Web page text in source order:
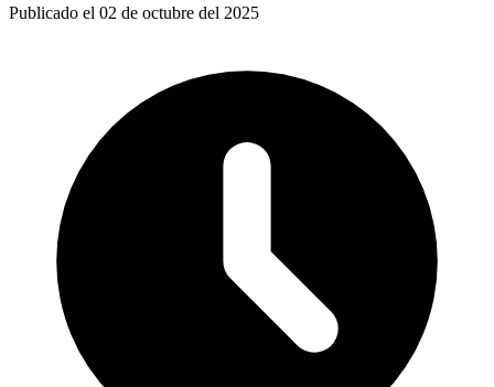
Publicado el 02 de octubre del 2025